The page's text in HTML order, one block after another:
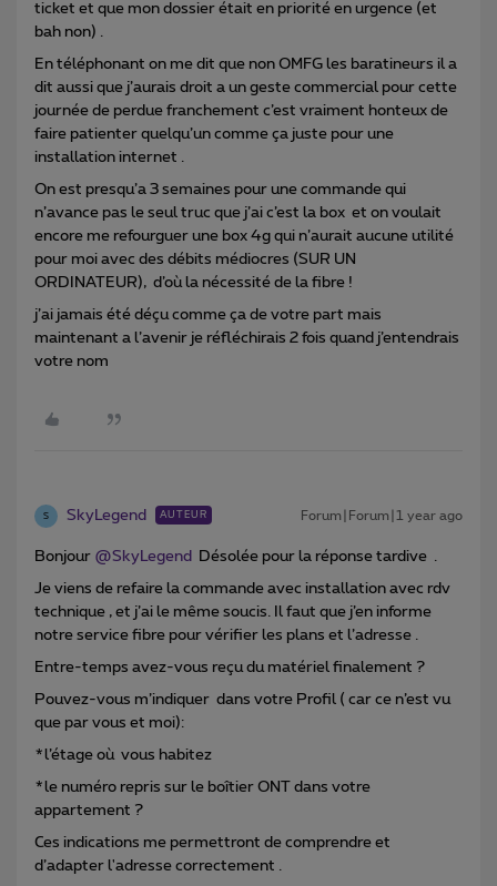
ticket et que mon dossier était en priorité en urgence (et
bah non) .
En téléphonant on me dit que non OMFG les baratineurs il a
dit aussi que j’aurais droit a un geste commercial pour cette
journée de perdue franchement c’est vraiment honteux de
faire patienter quelqu’un comme ça juste pour une
installation internet .
On est presqu’a 3 semaines pour une commande qui
n’avance pas le seul truc que j’ai c’est la box et on voulait
encore me refourguer une box 4g qui n’aurait aucune utilité
pour moi avec des débits médiocres (SUR UN
ORDINATEUR), d’où la nécessité de la fibre !
j’ai jamais été déçu comme ça de votre part mais
maintenant a l’avenir je réfléchirais 2 fois quand j’entendrais
votre nom
S SkyLegend AUTEUR Forum|Forum|1 year ago
Bonjour ​ @SkyLegend Désolée pour la réponse tardive .
Je viens de refaire la commande avec installation avec rdv
technique , et j’ai le même soucis. Il faut que j’en informe
notre service fibre pour vérifier les plans et l’adresse .
Entre-temps avez-vous reçu du matériel finalement ?
Pouvez-vous m’indiquer dans votre Profil ( car ce n’est vu
que par vous et moi):
*l’étage où vous habitez
*le numéro repris sur le boîtier ONT dans votre
appartement ?
Ces indications me permettront de comprendre et
d’adapter l'adresse correctement .